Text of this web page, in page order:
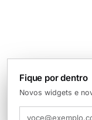
Fique por dentro
Novos widgets e